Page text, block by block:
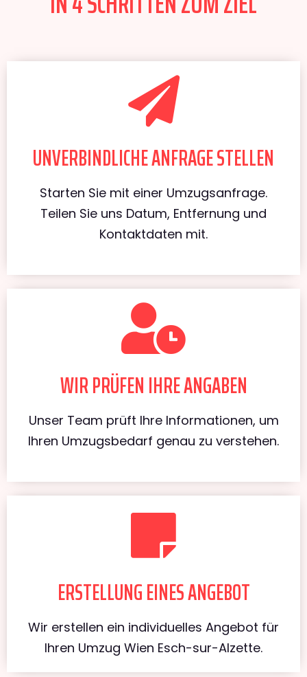
UNVERBINDLICHE ANFRAGE STELLEN
Starten Sie mit einer Umzugsanfrage.
Teilen Sie uns Datum, Entfernung und
Kontaktdaten mit.
WIR PRÜFEN IHRE ANGABEN
Unser Team prüft Ihre Informationen, um
Ihren Umzugsbedarf genau zu verstehen.
ERSTELLUNG EINES ANGEBOT
Wir erstellen ein individuelles Angebot für
Ihren Umzug Wien Esch-sur-Alzette.